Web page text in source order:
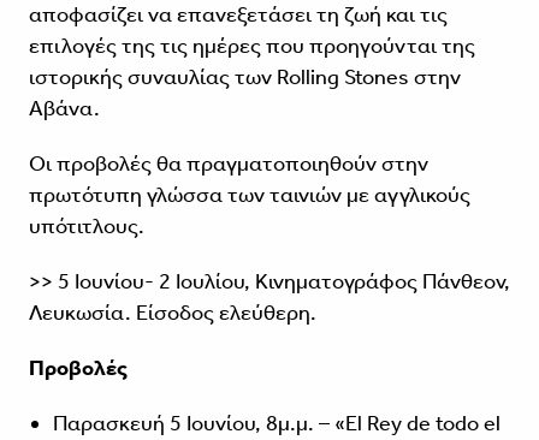
αποφασίζει να επανεξετάσει τη ζωή και τις
επιλογές της τις ημέρες που προηγούνται της
ιστορικής συναυλίας των Rolling Stones στην
Αβάνα.
Οι προβολές θα πραγματοποιηθούν στην
πρωτότυπη γλώσσα των ταινιών με αγγλικούς
υπότιτλους.
>> 5 Ιουνίου- 2 Ιουλίου, Κινηματογράφος Πάνθεον,
Λευκωσία. Είσοδος ελεύθερη.
Προβολές
Παρασκευή 5 Ιουνίου, 8μ.μ. – «El Rey de todo el